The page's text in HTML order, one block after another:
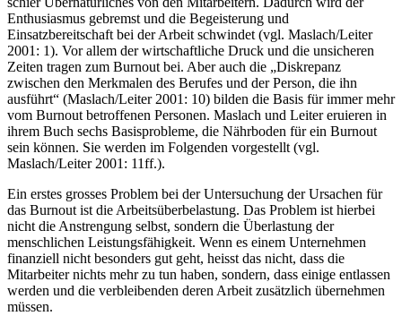
Enthusiasmus gebremst und die Begeisterung und
Einsatzbereitschaft bei der Arbeit schwindet (vgl. Maslach/Leiter
2001: 1). Vor allem der wirtschaftliche Druck und die unsicheren
Zeiten tragen zum Burnout bei. Aber auch die „Diskrepanz
zwischen den Merkmalen des Berufes und der Person, die ihn
ausführt“ (Maslach/Leiter 2001: 10) bilden die Basis für immer mehr
vom Burnout betroffenen Personen. Maslach und Leiter eruieren in
ihrem Buch sechs Basisprobleme, die Nährboden für ein Burnout
sein können. Sie werden im Folgenden vorgestellt (vgl.
Maslach/Leiter 2001: 11ff.).
Ein erstes grosses Problem bei der Untersuchung der Ursachen für
das Burnout ist die Arbeitsüberbelastung. Das Problem ist hierbei
nicht die Anstrengung selbst, sondern die Überlastung der
menschlichen Leistungsfähigkeit. Wenn es einem Unternehmen
finanziell nicht besonders gut geht, heisst das nicht, dass die
Mitarbeiter nichts mehr zu tun haben, sondern, dass einige entlassen
werden und die verbleibenden deren Arbeit zusätzlich übernehmen
müssen.